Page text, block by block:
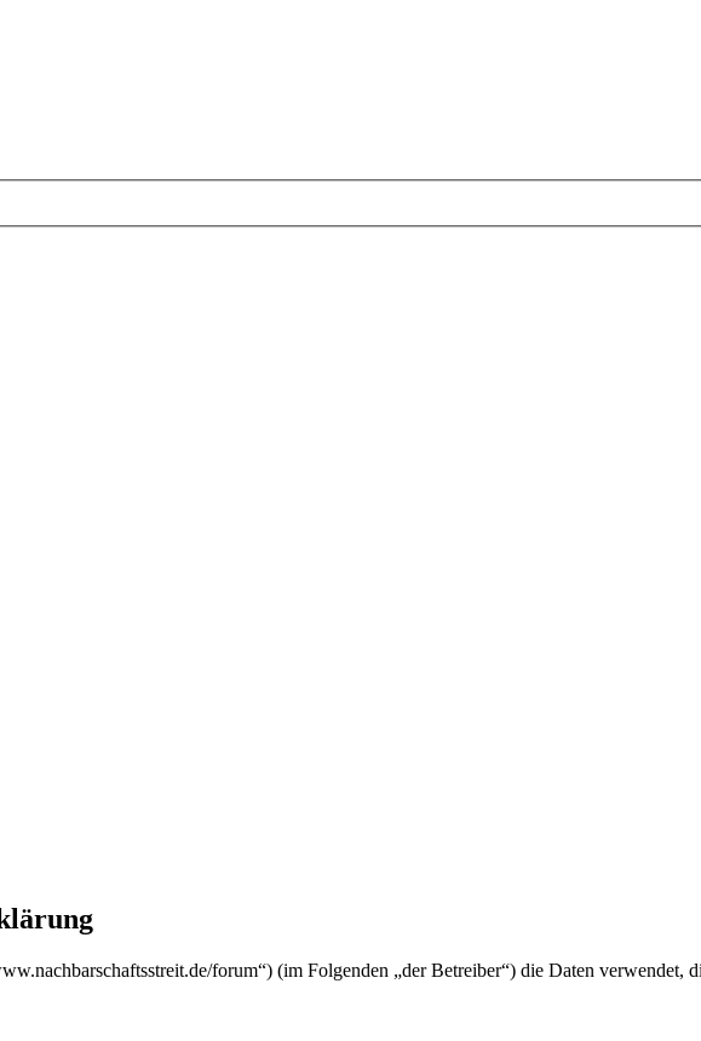
forum“) (im Folgenden „der Betreiber“) die Daten verwendet,